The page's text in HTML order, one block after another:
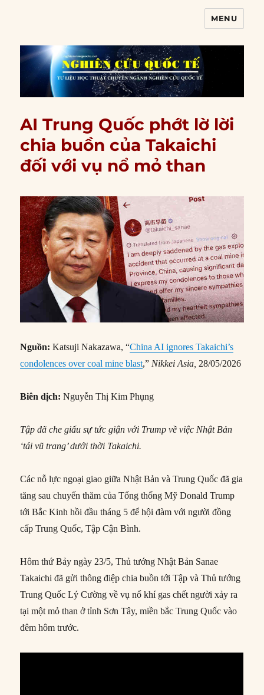
MENU
AI Trung Quốc phớt lờ lời
chia buồn của Takaichi
đối với vụ nổ mỏ than
Nguồn: Katsuji Nakazawa, “China AI ignores Takaichi’s
condolences over coal mine blast,”Nikkei Asia,28/05/2026
Biên dịch:Nguyễn Thị Kim Phụng
Tập đã che giấu sự tức giận với Trump về việc Nhật Bản
‘tái vũ trang’ dưới thời Takaichi.
Các nỗ lực ngoại giao giữa Nhật Bản và Trung Quốc đã gia
tăng sau chuyến thăm của Tổng thống Mỹ Donald Trump
tới Bắc Kinh hồi đầu tháng 5 để hội đàm với người đồng
cấp Trung Quốc, Tập Cận Bình.
Hôm thứ Bảy ngày 23/5, Thủ tướng Nhật Bản Sanae
Takaichi đã gửi thông điệp chia buồn tới Tập và Thủ tướng
Trung Quốc Lý Cường về vụ nổ khí gas chết người xảy ra
tại một mỏ than ở tỉnh Sơn Tây, miền bắc Trung Quốc vào
đêm hôm trước.